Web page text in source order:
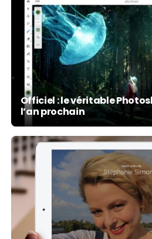
Officiel : le véritable
l’an prochain